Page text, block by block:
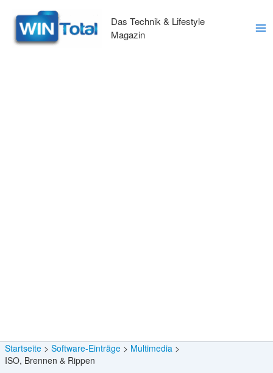
Inhalt
springen
Das Technik & Lifestyle
Magazin
Startseite Software-Einträge
Multimedia
ISO, Brennen & Rippen